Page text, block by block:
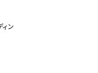
ン